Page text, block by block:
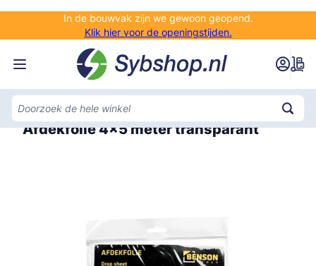
In de bouwvak zijn we gewoon geopend.
Klik hier voor de openingstijden.
Afdekfolie 4x5 meter transparant